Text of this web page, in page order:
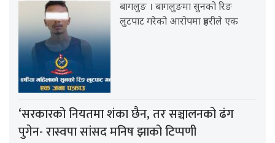
बागलुङ । बागलुङमा सुनको रिङ
लुटपाट गरेको आरोपमा प्रहरीले एक
‘सरकारको नियतमा शंका छैन, तर सञ्चालनको ढंग
पुगेन- रास्वपा सांसद मनिष झाको टिप्पणी